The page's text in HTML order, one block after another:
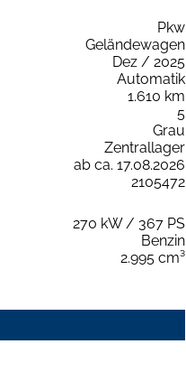
Pkw
Geländewagen
Dez / 2025
Automatik
1.610 km
5
Grau
Zentrallager
ab ca. 17.08.2026
2105472
270 kW / 367 PS
Benzin
2.995 cm³